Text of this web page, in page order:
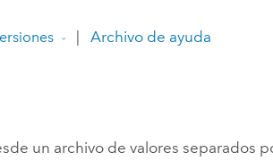
Todas las historias
Archivo de ayuda
un archivo de valores separados